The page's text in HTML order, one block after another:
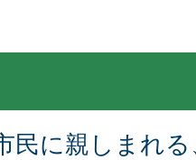
民に親しまれ